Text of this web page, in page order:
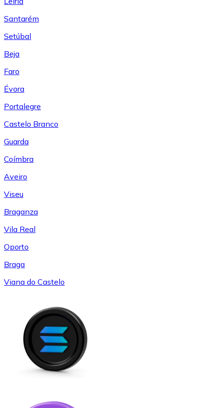
Santarém
Setúbal
Beja
Faro
Évora
Portalegre
Castelo Branco
Guarda
Coímbra
Aveiro
Viseu
Braganza
Vila Real
Oporto
Braga
Viana do Castelo